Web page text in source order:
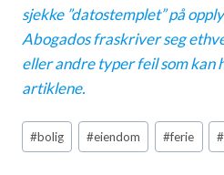
sjekke ”datostemplet” på
Abogados fraskriver seg
eller andre typer feil som kan
artiklene.
Post
Tags:
#bolig #eiendom #ferie #